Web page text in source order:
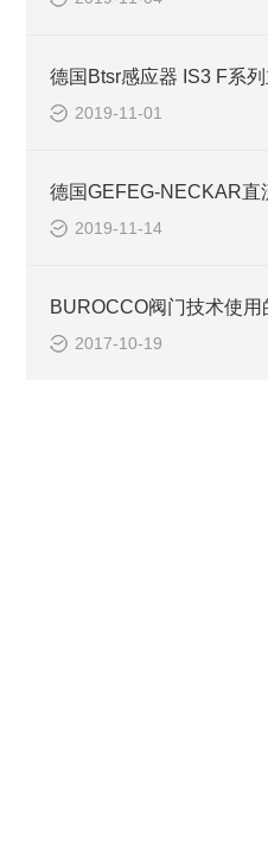
2019-11-01
2019-11-14
2017-10-19